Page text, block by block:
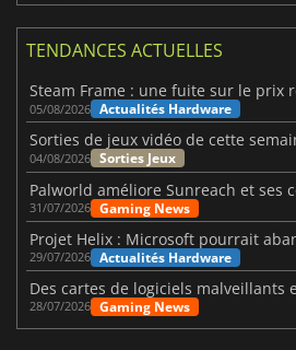
TENDANCES ACTUELLES
05/08/2026 Actualités Hardware
04/08/2026 Sorties Jeux
Palworld améliore Sunreach et ses
31/07/2026 Gaming News
Projet Helix : Microsoft pourrait
29/07/2026 Actualités Hardware
28/07/2026 Gaming News